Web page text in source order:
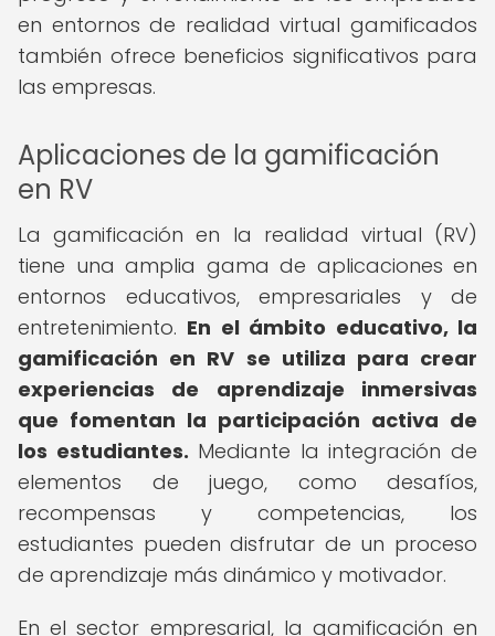
en entornos de realidad virtual gamificados
también ofrece beneficios significativos para
las empresas.
Aplicaciones de la gamificación
en RV
La gamificación en la realidad virtual (RV)
tiene una amplia gama de aplicaciones en
entornos educativos, empresariales y de
entretenimiento. En el ámbito educativo, la
gamificación en RV se utiliza para crear
experiencias de aprendizaje inmersivas
que fomentan la participación activa de
los estudiantes. Mediante la integración de
elementos de juego, como desafíos,
recompensas y competencias, los
estudiantes pueden disfrutar de un proceso
de aprendizaje más dinámico y motivador.
En el sector empresarial, la gamificación en